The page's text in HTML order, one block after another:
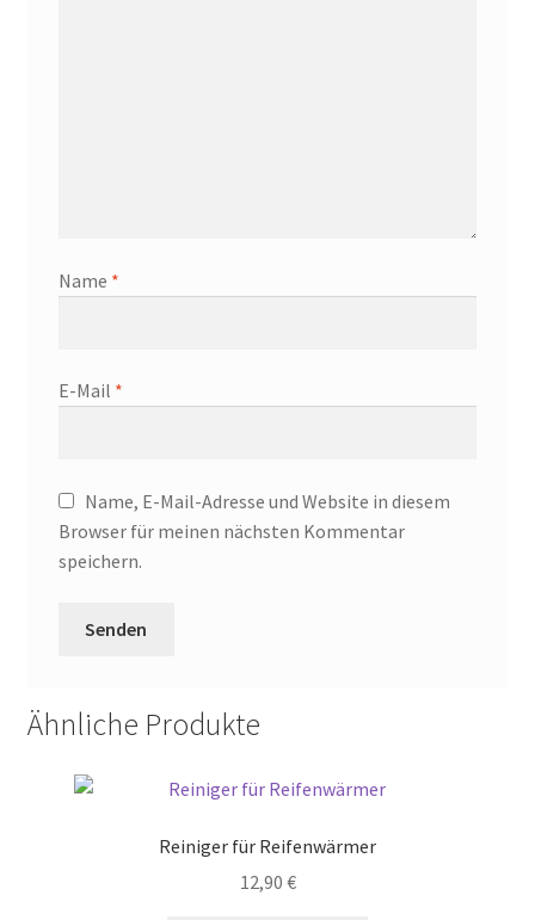
Name *
E-Mail *
Name, E-Mail-Adresse und Website in diesem
Browser für meinen nächsten Kommentar
speichern.
Ähnliche Produkte
Reiniger für Reifenwärmer
12,90 €